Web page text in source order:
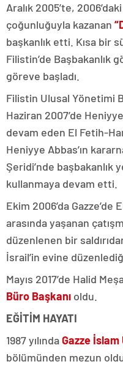
Aralık 2005’te,
çoğunluğuyla kazanan
başkanlık etti. Kısa bir
Filistin’de Başbakanlık
göreve başladı.
Filistin Ulusal Yönetimi
Haziran 2007’de
devam eden El Fetih-
Heniyye Abbas’ın
Şeridi’nde başbakanlık
kullanmaya devam etti.
Ekim 2006’da
arasında yaşanan
düzenlenen bir
İsrail’in evine
Mayıs 2017’de Halid
Büro Başkanı oldu.
EĞİTİM HAYATI
1987 yılındaGazze
bölümünden mezun